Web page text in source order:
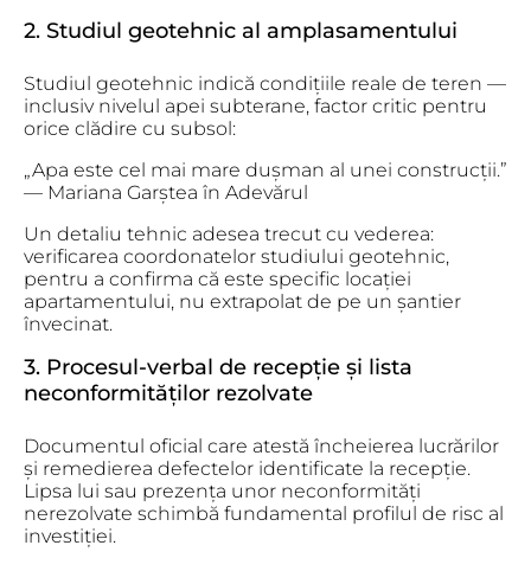
2. Studiul geotehnic al amplasamentului
Studiul geotehnic indică condițiile reale de teren —
inclusiv nivelul apei subterane, factor critic pentru
orice clădire cu subsol:
„Apa este cel mai mare dușman al unei construcții.”
— Mariana Garștea în Adevărul
Un detaliu tehnic adesea trecut cu vederea:
verificarea coordonatelor studiului geotehnic,
pentru a confirma că este specific locației
apartamentului, nu extrapolat de pe un șantier
învecinat.
3. Procesul-verbal de recepție și lista
neconformităților rezolvate
Documentul oficial care atestă încheierea lucrărilor
și remedierea defectelor identificate la recepție.
Lipsa lui sau prezența unor neconformități
nerezolvate schimbă fundamental profilul de risc al
investiției.